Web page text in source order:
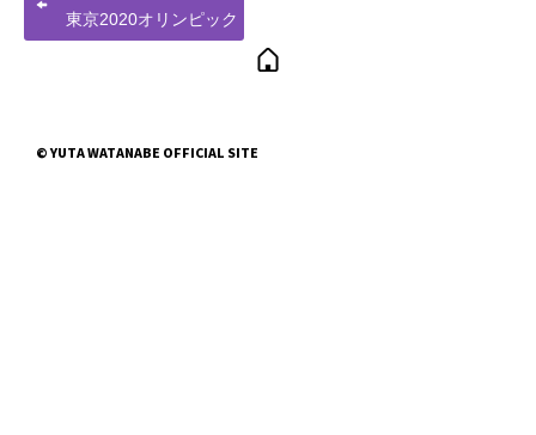
東京2020オリンピック
© YUTA WATANABE OFFICIAL SITE